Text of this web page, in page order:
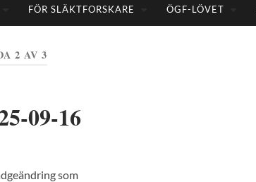
FÖR SLÄKTFORSKARE ÖGF-LÖVET
2 AV 3
09-16
som